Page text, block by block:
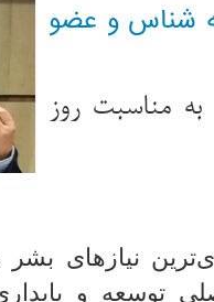
شناس و عضو
مناسبت روز
نیازهای
توسعه و